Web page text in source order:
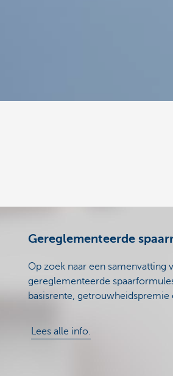
Gereglementeerde
Op zoek naar een samenvatting
gereglementeerde
basisrente, getrouwheidspremie
Lees alle info.